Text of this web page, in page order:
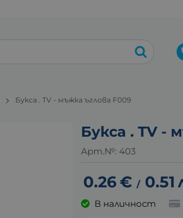
Букса . TV - мъжка ъглова F009
Букса . TV -
Арт.№: 403
0.26€ / 0.51
В наличност